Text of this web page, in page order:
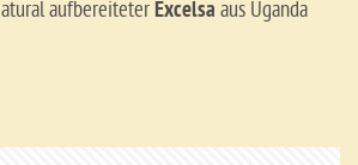
aufbereiteterExcelsa aus Uganda